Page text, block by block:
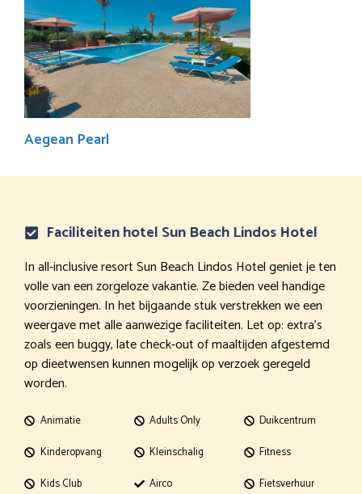
Aegean Pearl
Faciliteiten hotel Sun Beach Lindos Hotel
In all-inclusive resort Sun Beach Lindos Hotel geniet je ten
volle van een zorgeloze vakantie. Ze bieden veel handige
voorzieningen. In het bijgaande stuk verstrekken we een
weergave met alle aanwezige faciliteiten. Let op: extra’s
zoals een buggy, late check-out of maaltijden afgestemd
op dieetwensen kunnen mogelijk op verzoek geregeld
worden.
Animatie
Kinderopvang
Kids Club
Adults Only
Kleinschalig
Airco
Duikcentrum
Fitness
Fietsverhuur